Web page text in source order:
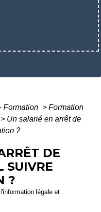
Formation > Formation
> Un salarié en arrêt de
?
DE
SUIVRE
?
légale et